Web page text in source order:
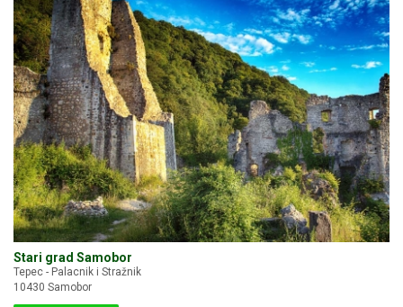
Stari grad Samobor
Tepec - Palacnik i Stražnik
10430 Samobor